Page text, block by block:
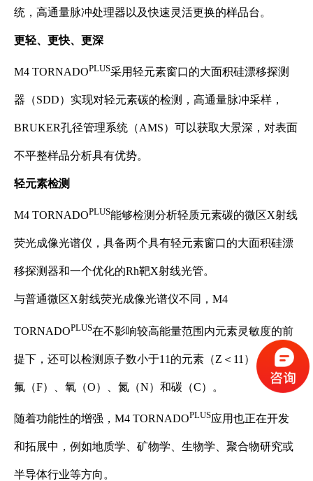
统，高通量脉冲处理器以及快速灵活更换的样品台。
更轻、更快、更深
M4 TORNADOPLUS采用轻元素窗口的大面积硅漂移探测
器（SDD）实现对轻元素碳的检测，高通量脉冲采样，
BRUKER孔径管理系统（AMS）可以获取大景深，对表面
不平整样品分析具有优势。
轻元素检测
M4 TORNADOPLUS能够检测分析轻质元素碳的微区X射线
荧光成像光谱仪，具备两个具有轻元素窗口的大面积硅漂
移探测器和一个优化的Rh靶X射线光管。
与普通微区X射线荧光成像光谱仪不同，M4
TORNADOPLUS在不影响较高能量范围内元素灵敏度的前
提下，还可以检测原子数小于11的元素（Z＜11），例如
氟（F）、氧（O）、氮（N）和碳（C）。
随着功能性的增强，M4 TORNADOPLUS应用也正在开发
和拓展中，例如地质学、矿物学、生物学、聚合物研究或
半导体行业等方向。